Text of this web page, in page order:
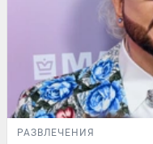
РАЗВЛЕЧЕНИЯ